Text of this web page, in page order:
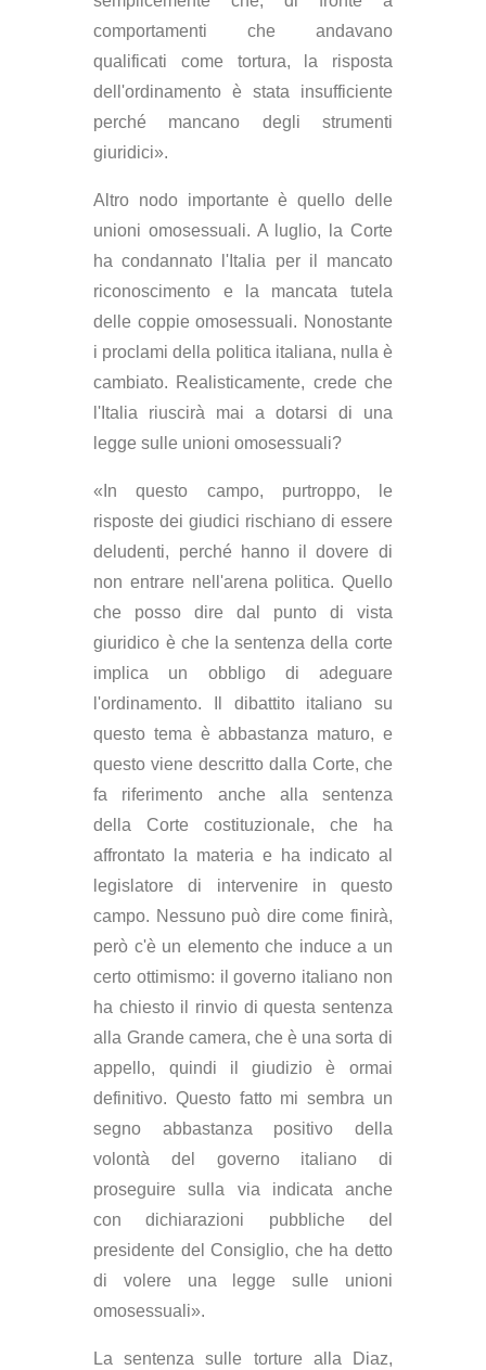
comportamenti che andavano
qualificati come tortura, la risposta
dell'ordinamento è stata insufficiente
perché mancano degli strumenti
giuridici».
Altro nodo importante è quello delle
unioni omosessuali. A luglio, la Corte
ha condannato l'Italia per il mancato
riconoscimento e la mancata tutela
delle coppie omosessuali. Nonostante
i proclami della politica italiana, nulla è
cambiato. Realisticamente, crede che
l'Italia riuscirà mai a dotarsi di una
legge sulle unioni omosessuali?
«In questo campo, purtroppo, le
risposte dei giudici rischiano di essere
deludenti, perché hanno il dovere di
non entrare nell'arena politica. Quello
che posso dire dal punto di vista
giuridico è che la sentenza della corte
implica un obbligo di adeguare
l'ordinamento. Il dibattito italiano su
questo tema è abbastanza maturo, e
questo viene descritto dalla Corte, che
fa riferimento anche alla sentenza
della Corte costituzionale, che ha
affrontato la materia e ha indicato al
legislatore di intervenire in questo
campo. Nessuno può dire come finirà,
però c'è un elemento che induce a un
certo ottimismo: il governo italiano non
ha chiesto il rinvio di questa sentenza
alla Grande camera, che è una sorta di
appello, quindi il giudizio è ormai
definitivo. Questo fatto mi sembra un
segno abbastanza positivo della
volontà del governo italiano di
proseguire sulla via indicata anche
con dichiarazioni pubbliche del
presidente del Consiglio, che ha detto
di volere una legge sulle unioni
omosessuali».
La sentenza sulle torture alla Diaz,